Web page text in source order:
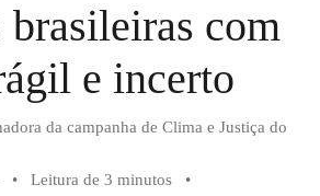
brasileiras com
e incerto
da campanha de Clima e Justiça do
• Leitura de 3 minutos
•